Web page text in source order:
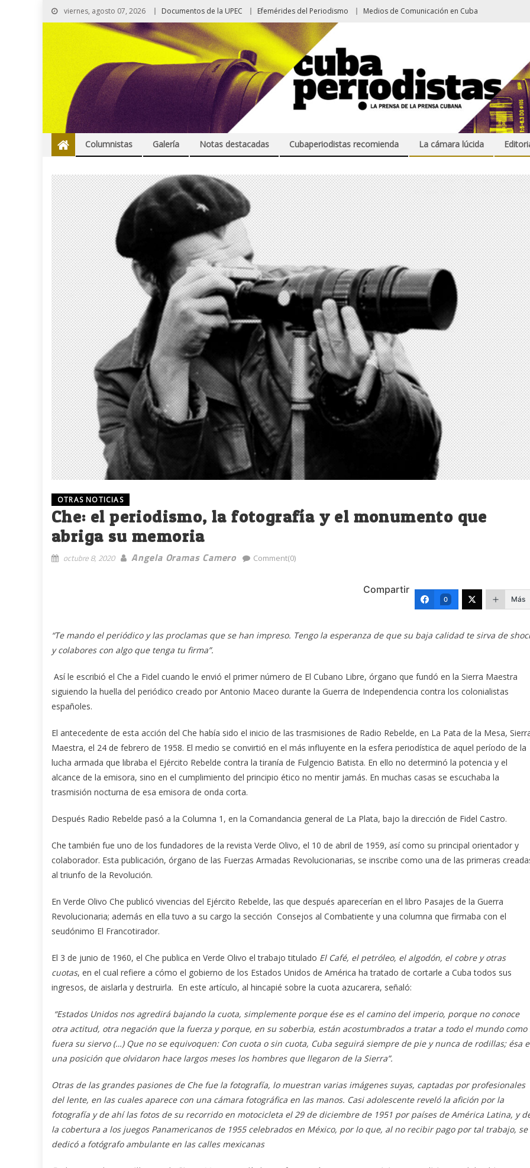
viernes, agosto 07, 2026 Documentos de la UPEC Efemérides del Periodismo Medios de Comunicación en Cuba
Columnistas Galería Notas destacadas Cubaperiodistas recomienda La cámara lúcida
OTRAS NOTICIAS
Che: el periodismo, la fotografía y el monumento que
abriga su memoria
octubre 8, 2020 Angela Oramas Camero Comment(0)
Compartir
0 Más
“Te mando el periódico y las proclamas que se han impreso. Tengo la esperanza de que su baja calidad te sirva de
y colabores con algo que tenga tu firma”.
Así le escribió el Che a Fidel cuando le envió el primer número de El Cubano Libre, órgano que fundó en la Sierra Maestra
siguiendo la huella del periódico creado por Antonio Maceo durante la Guerra de Independencia contra los colonialistas
españoles.
El antecedente de esta acción del Che había sido el inicio de las trasmisiones de Radio Rebelde, en La Pata de la Mesa,
Maestra, el 24 de febrero de 1958. El medio se convirtió en el más influyente en la esfera periodística de aquel período de la
lucha armada que libraba el Ejército Rebelde contra la tiranía de Fulgencio Batista. En ello no determinó la potencia y el
alcance de la emisora, sino en el cumplimiento del principio ético no mentir jamás. En muchas casas se escuchaba la
trasmisión nocturna de esa emisora de onda corta.
Después Radio Rebelde pasó a la Columna 1, en la Comandancia general de La Plata, bajo la dirección de Fidel Castro.
Che también fue uno de los fundadores de la revista Verde Olivo, el 10 de abril de 1959, así como su principal orientador y
colaborador. Esta publicación, órgano de las Fuerzas Armadas Revolucionarias, se inscribe como una de las primeras
al triunfo de la Revolución.
En Verde Olivo Che publicó vivencias del Ejército Rebelde, las que después aparecerían en el libro Pasajes de la Guerra
Revolucionaria; además en ella tuvo a su cargo la sección Consejos al Combatiente y una columna que firmaba con el
seudónimo El Francotirador.
El 3 de junio de 1960, el Che publica en Verde Olivo el trabajo titulado El Café, el petróleo, el algodón, el cobre y otras
cuotas, en el cual refiere a cómo el gobierno de los Estados Unidos de América ha tratado de cortarle a Cuba todos sus
ingresos, de aislarla y destruirla. En este artículo, al hincapié sobre la cuota azucarera, señaló:
“Estados Unidos nos agredirá bajando la cuota, simplemente porque ése es el camino del imperio, porque no conoce
otra actitud, otra negación que la fuerza y porque, en su soberbia, están acostumbrados a tratar a todo el mundo como
fuera su siervo (…) Que no se equivoquen: Con cuota o sin cuota, Cuba seguirá siempre de pie y nunca de rodillas; ésa
una posición que olvidaron hace largos meses los hombres que llegaron de la Sierra”.
Otras de las grandes pasiones de Che fue la fotografía, lo muestran varias imágenes suyas, captadas por profesionales
del lente, en las cuales aparece con una cámara fotográfica en las manos. Casi adolescente reveló la afición por la
fotografía y de ahí las fotos de su recorrido en motocicleta el 29 de diciembre de 1951 por países de América Latina, y
la cobertura a los juegos Panamericanos de 1955 celebrados en México, por lo que, al no recibir pago por tal trabajo, se
dedicó a fotógrafo ambulante en las calles mexicanas